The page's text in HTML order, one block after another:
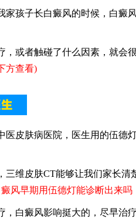
孩子长白癜风的时候，白癜
或者触碰了什么因素，就会
方查看)
皮肤病医院，医生用的伍德
维皮肤CT能够让我们家长清
风早期用伍德灯能诊断出来吗
白癜风影响挺大的，尽早治